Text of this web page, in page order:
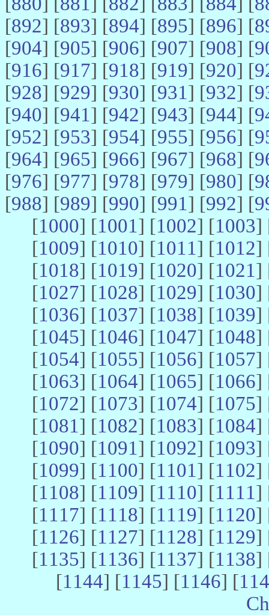
[892] [893] [894] [895] [896] [
[904] [905] [906] [907] [908] [
[916] [917] [918] [919] [920] [
[928] [929] [930] [931] [932] [
[940] [941] [942] [943] [944] [
[952] [953] [954] [955] [956] [
[964] [965] [966] [967] [968] [
[976] [977] [978] [979] [980] [
[988] [989] [990] [991] [992] [
[1000] [1001] [1002] [1003]
[1009] [1010] [1011] [1012]
[1018] [1019] [1020] [1021]
[1027] [1028] [1029] [1030]
[1036] [1037] [1038] [1039]
[1045] [1046] [1047] [1048]
[1054] [1055] [1056] [1057]
[1063] [1064] [1065] [1066]
[1072] [1073] [1074] [1075]
[1081] [1082] [1083] [1084]
[1090] [1091] [1092] [1093]
[1099] [1100] [1101] [1102]
[1108] [1109] [1110] [1111]
[1117] [1118] [1119] [1120]
[1126] [1127] [1128] [1129]
[1135] [1136] [1137] [1138]
[1144] [1145] [1146] [